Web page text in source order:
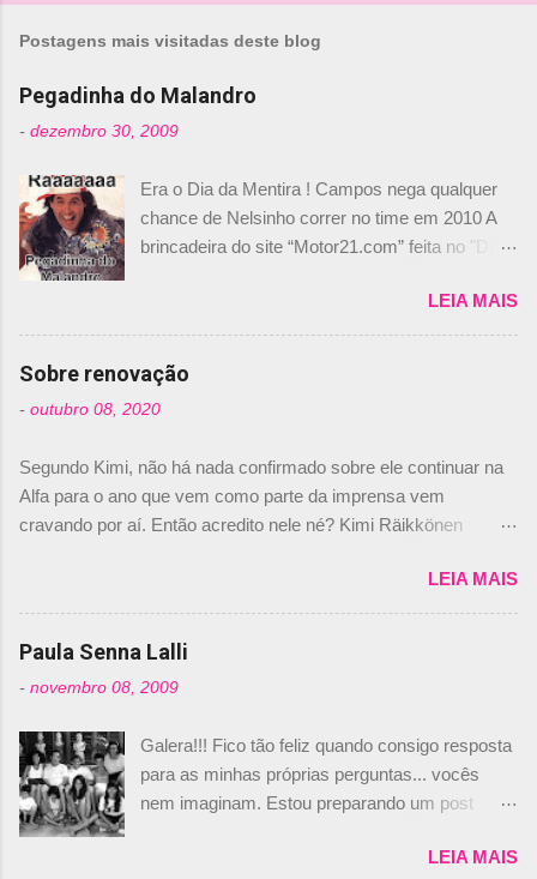
n
t
r
i
o
Postagens mais visitadas deste blog
Pegadinha do Malandro
- dezembro 30, 2009
Era o Dia da Mentira ! Campos nega qualquer
chance de Nelsinho correr no time em 2010 A
brincadeira do site “Motor21.com” feita no "Día
de abril –, afirmando que Nelson Piquet havia
comprado 15% das ações da Campos, dando,
com isso, um lugar no time a Nelsinho Piquet,
foi esclarecida de uma vez por todas por
Daniele Audetto, diretor da escuderia. O
não será o companheiro de Bruno Senna em
2010. "Na verdade, nós recebemos uma oferta
de Piquet", admitiu Audetto. “Mas depois de ter
dois brasileiros”, explicou, dizendo ainda que
não tem nada contra o filho do tricampeão
Nelson Piquet. “Ele é um bom piloto, rápido e
experiente.” Audetto disse ainda que a suposta
não corresponde à realidade. “O suposto 15%
de investimento seria menor do que aquilo que
outros pilotos podem trazer: italianos, r...
LEIA MAIS
Sobre renovação
- outubro 08, 2020
Segundo Kimi, não há nada confirmado sobre ele continuar na
Alfa para o ano que vem como parte da imprensa vem
cravando por aí. Então acredito nele né? Kimi Räikkönen
truth but I’ve never had an option in my contract so that’s
should, pretty much, tell you that it’s not true." #Kimi7 #EifelGP
#AlfaRomeoRacing pic.twitter.com/77EDVn39Ia — Kimi
Romain falando sobre o fato do Iceman estar há tantos anos na
@RGrosjean ! #EifelGP 🇩🇪 #F1
pic.twitter.com/GSAu1LWnwW — Formula 1 (@F1) October 8,
2020 Beijinhos, Ludy
LEIA MAIS
Paula Senna Lalli
- novembro 08, 2009
Galera!!! Fico tão feliz quando consigo resposta
para as minhas próprias perguntas... vocês
nem imaginam. Estou preparando um post
nunca falei sobre ela, aqui no Octeto. No meio
LEIA MAIS